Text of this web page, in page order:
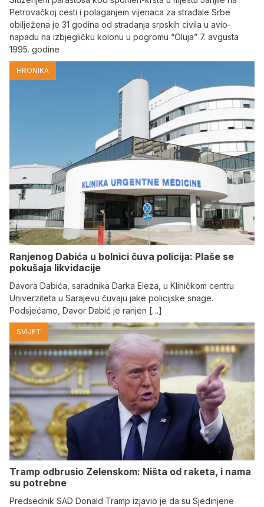
Petrovačkoj cesti i polaganjem vijenaca za stradale Srbe
obilježena je 31 godina od stradanja srpskih civila u avio-
napadu na izbjegličku kolonu u pogromu “Oluja” 7. avgusta
1995. godine
HRONIKA
Ranjenog Dabića u bolnici čuva policija: Plaše se
pokušaja likvidacije
Davora Dabića, saradnika Darka Eleza, u Kliničkom centru
Univerziteta u Sarajevu čuvaju jake policijske snage.
Podsjećamo, Davor Dabić je ranjen […]
SVIJET
Tramp odbrusio Zelenskom: Ništa od raketa, i nama
su potrebne
Predsednik SAD Donald Tramp izjavio je da su Sjedinjene